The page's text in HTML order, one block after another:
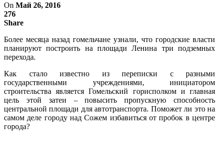
On Май 26, 2016
276
Share
Более месяца назад гомельчане узнали, что городские власти
планируют построить на площади Ленина три подземных
перехода.
Как стало известно из переписки с разными
государственными учреждениями, инициатором
строительства является Гомельский горисполком и главная
цель этой затеи – повысить пропускную способность
центральной площади для автотранспорта. Поможет ли это на
самом деле городу над Сожем избавиться от пробок в центре
города?